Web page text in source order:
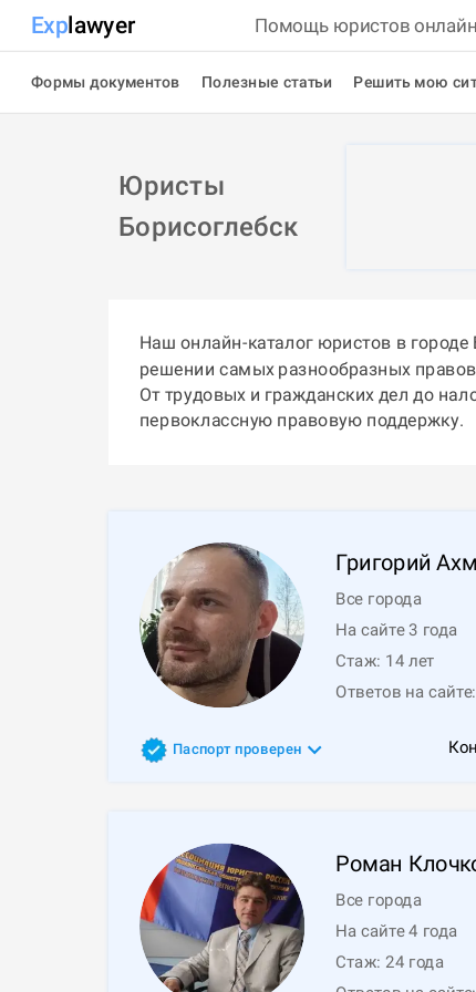
Explawyer Помощь юристов онлайн
Формы документов Полезные статьи Решить мою
Юристы
Борисоглебск
Наш онлайн-каталог юристов в
решении самых разнообразных
От трудовых и гражданских дел до
первоклассную правовую поддержку.
Григорий
Все города
На сайте 3 года
Стаж: 14 лет
Ответов на сайте:
Паспорт проверен
Роман
Все города
На сайте 4 года
Стаж: 24 года